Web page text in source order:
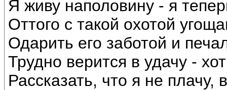
Я живу наполовину - я
Оттого с такой охотой
Одарить его заботой и
Трудно верится в удачу -
Рассказать, что я не плачу,